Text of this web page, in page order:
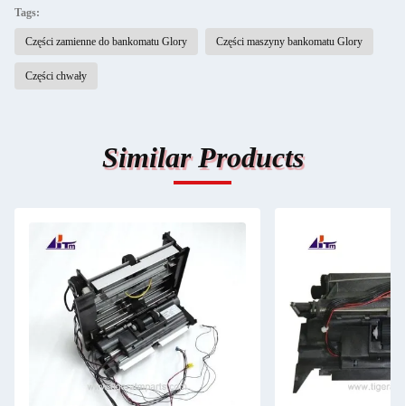
Tags:
Części zamienne do bankomatu Glory Części maszyny bankomatu Glory
Części chwały
Similar Products